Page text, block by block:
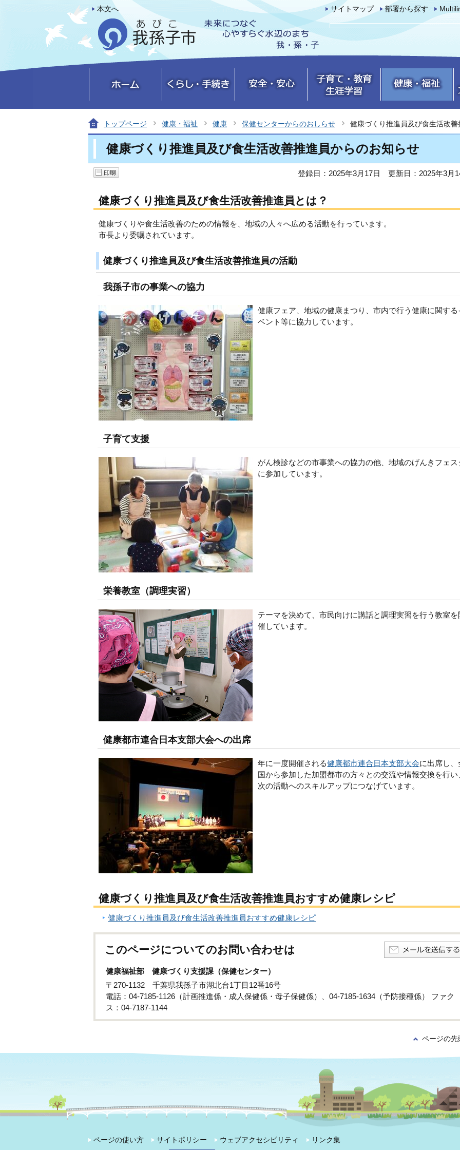
本文へ サイトマップ 部署から探す
トップページ 健康・福祉 健康 保健センターからのおしらせ 健康づくり推進員及び食生活改
健康づくり推進員及び食生活改善推進員からのお知らせ
登録日：2025年3月17日 更新日：2025年3月
健康づくり推進員及び食生活改善推進員とは？
健康づくりや食生活改善のための情報を、地域の人々へ広める活動を行っています。
市長より委嘱されています。
健康づくり推進員及び食生活改善推進員の活動
我孫子市の事業への協力
健康フェア、地域の健康まつり、市内で行う健康に関する
ベント等に協力しています。
子育て支援
がん検診などの市事業への協力の他、地域のげんきフェス
に参加しています。
栄養教室（調理実習）
テーマを決めて、市民向けに講話と調理実習を行う教室を
催しています。
健康都市連合日本支部大会への出席
年に一度開催される健康都市連合日本支部大会に出席し、
国から参加した加盟都市の方々との交流や情報交換を行い
次の活動へのスキルアップにつなげています。
健康づくり推進員及び食生活改善推進員おすすめ健康レシピ
健康づくり推進員及び食生活改善推進員おすすめ健康レシピ
このページについてのお問い合わせは
健康福祉部 健康づくり支援課（保健センター）
〒270-1132 千葉県我孫子市湖北台1丁目12番16号
電話：04-7185-1126（計画推進係・成人保健係・母子保健係）、04-7185-1634（予防接種係） ファク
ス：04-7187-1144
ページの先
ページの使い方 サイトポリシー ウェブアクセシビリティ リンク集